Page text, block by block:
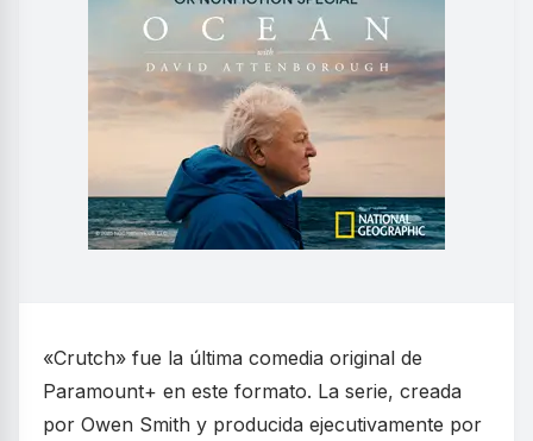
«Crutch» fue la última comedia original de
Paramount+ en este formato. La serie, creada
por Owen Smith y producida ejecutivamente por